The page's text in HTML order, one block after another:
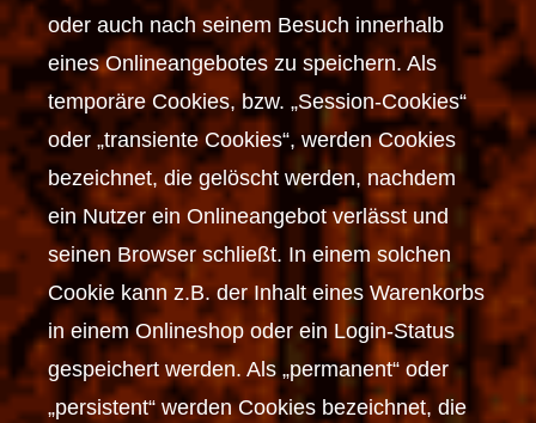
oder auch nach seinem Besuch innerhalb
eines Onlineangebotes zu speichern. Als
temporäre Cookies, bzw. „Session-Cookies“
oder „transiente Cookies“, werden Cookies
bezeichnet, die gelöscht werden, nachdem
ein Nutzer ein Onlineangebot verlässt und
seinen Browser schließt. In einem solchen
Cookie kann z.B. der Inhalt eines Warenkorbs
in einem Onlineshop oder ein Login-Status
gespeichert werden. Als „permanent“ oder
„persistent“ werden Cookies bezeichnet, die